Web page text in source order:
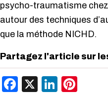
psycho-traumatisme chez
autour des techniques
que la méthode NICHD.
Partagez l'article sur
Facebook
X LinkedIn